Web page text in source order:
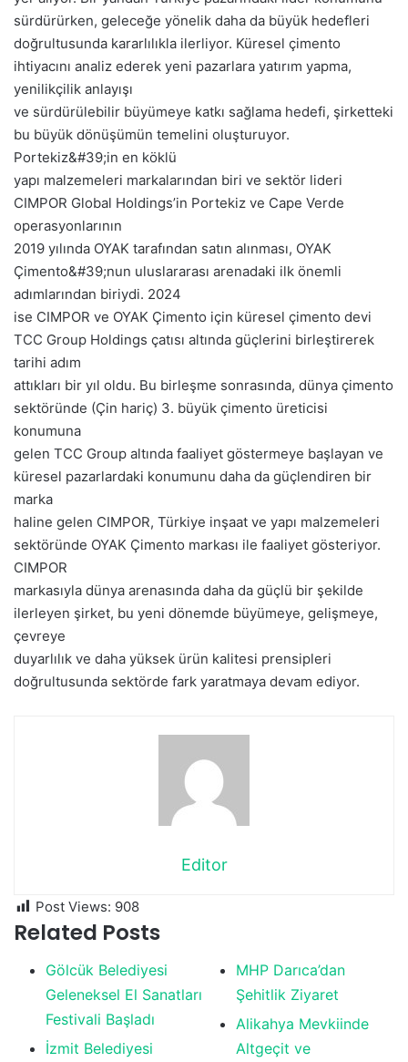
sürdürürken, geleceğe yönelik daha da büyük hedefleri
doğrultusunda kararlılıkla ilerliyor. Küresel çimento
ihtiyacını analiz ederek yeni pazarlara yatırım yapma,
yenilikçilik anlayışı
ve sürdürülebilir büyümeye katkı sağlama hedefi, şirketteki
bu büyük dönüşümün temelini oluşturuyor.
Portekiz&#39;in en köklü
yapı malzemeleri markalarından biri ve sektör lideri
CIMPOR Global Holdings’in Portekiz ve Cape Verde
operasyonlarının
2019 yılında OYAK tarafından satın alınması, OYAK
Çimento&#39;nun uluslararası arenadaki ilk önemli
adımlarından biriydi. 2024
ise CIMPOR ve OYAK Çimento için küresel çimento devi
TCC Group Holdings çatısı altında güçlerini birleştirerek
tarihi adım
attıkları bir yıl oldu. Bu birleşme sonrasında, dünya çimento
sektöründe (Çin hariç) 3. büyük çimento üreticisi
konumuna
gelen TCC Group altında faaliyet göstermeye başlayan ve
küresel pazarlardaki konumunu daha da güçlendiren bir
marka
haline gelen CIMPOR, Türkiye inşaat ve yapı malzemeleri
sektöründe OYAK Çimento markası ile faaliyet gösteriyor.
CIMPOR
markasıyla dünya arenasında daha da güçlü bir şekilde
ilerleyen şirket, bu yeni dönemde büyümeye, gelişmeye,
çevreye
duyarlılık ve daha yüksek ürün kalitesi prensipleri
doğrultusunda sektörde fark yaratmaya devam ediyor.
Editor
Post Views: 908
Related Posts
Gölcük Belediyesi
Geleneksel El Sanatları
Festivali Başladı
İzmit Belediyesi
MHP Darıca’dan
Şehitlik Ziyaret
Alikahya Mevkiinde
Altgeçit ve